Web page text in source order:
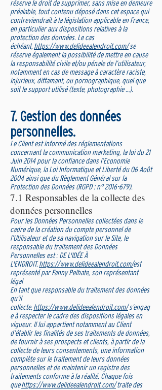
réserve le droit de supprimer, sans mise en demeure
préalable, tout contenu déposé dans cet espace qui
contreviendrait à la législation applicable en France,
en particulier aux dispositions relatives à la
protection des données. Le cas
échéant,https://www.delideealendroit.com/se
réserve également la possibilité de mettre en cause
la responsabilité civile et/ou pénale de l’utilisateur,
notamment en cas de message à caractère raciste,
injurieux, diffamant, ou pornographique, quel que
soit le support utilisé (texte, photographie …).
7. Gestion des données
personnelles.
Le Client est informé des réglementations
concernant la communication marketing, la loi du 21
Juin 2014 pour la confiance dans l’Economie
Numérique, la Loi Informatique et Liberté du 06 Août
2004 ainsi que du Règlement Général sur la
Protection des Données (RGPD : n°2016-679).
7.1 Responsables de la collecte des
données personnelles
Pour les Données Personnelles collectées dans le
cadre de la création du compte personnel de
l’Utilisateur et de sa navigation sur le Site, le
responsable du traitement des Données
Personnelles est : DE L'IDÉE À
L'ENDROIT.https://www.delideealendroit.com/est
représenté par Fanny Pelhate, son représentant
légal
En tant que responsable du traitement des données
qu’il
collecte,https://www.delideealendroit.com/s’engag
e à respecter le cadre des dispositions légales en
vigueur. Il lui appartient notamment au Client
d’établir les finalités de ses traitements de données,
de fournir à ses prospects et clients, à partir de la
collecte de leurs consentements, une information
complète sur le traitement de leurs données
personnelles et de maintenir un registre des
traitements conforme à la réalité. Chaque fois
quehttps://www.delideealendroit.com/traite des